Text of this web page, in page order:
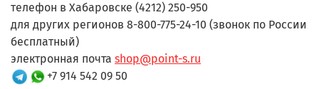
телефон в Хабаровске (4212) 250-950
для других регионов 8-800-775-24-10 (звонок по России
бесплатный)
электронная почта shop@point-s.ru
+7 914 542 09 50